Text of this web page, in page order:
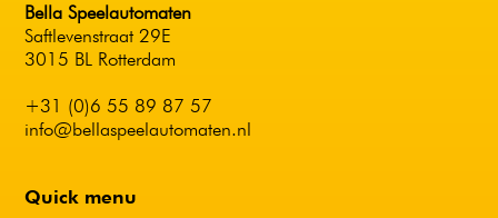
Bella Speelautomaten
Saftlevenstraat 29E
3015 BL Rotterdam
+31 (0)6 55 89 87 57
info@bellaspeelautomaten.nl
Quick menu